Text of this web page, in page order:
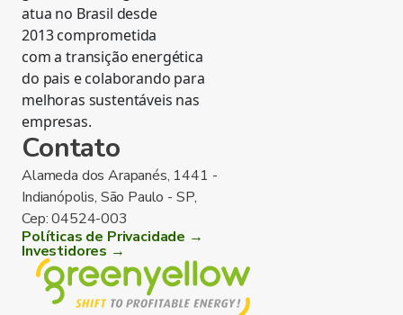
atua no Brasil desde
2013 comprometida
com a transição energética
do pais e colaborando para
melhoras sustentáveis nas
empresas.
Contato
Alameda dos Arapanés, 1441 -
Indianópolis, São Paulo - SP,
Cep: 04524-003
Políticas de Privacidade →
Investidores →